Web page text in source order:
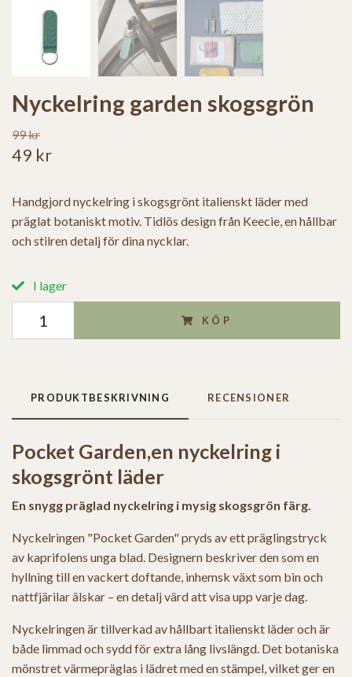
Nyckelring garden skogsgrön
99 kr
49 kr
Handgjord nyckelring i skogsgrönt italienskt läder med
präglat botaniskt motiv. Tidlös design från Keecie, en hållbar
och stilren detalj för dina nycklar.
I lager
KÖP
PRODUKTBESKRIVNING RECENSIONER
Pocket Garden,en nyckelring i
skogsgrönt läder
En snygg präglad nyckelring i mysig skogsgrön färg.
Nyckelringen "Pocket Garden" pryds av ett präglingstryck
av kaprifolens unga blad. Designern beskriver den som en
hyllning till en vackert doftande, inhemsk växt som bin och
nattfjärilar älskar – en detalj värd att visa upp varje dag.
Nyckelringen är tillverkad av hållbart italienskt läder och är
både limmad och sydd för extra lång livslängd. Det botaniska
mönstret värmepräglas i lädret med en stämpel, vilket ger en